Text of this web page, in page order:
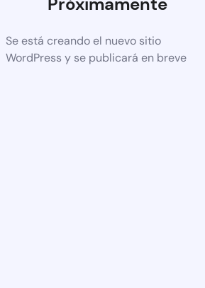
Se está creando el nuevo sitio
WordPress y se publicará en breve